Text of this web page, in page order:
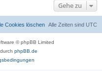
Gehe zu
Alle Zeiten sind UTC
Cookies löschen
© phpBB Limited
phpBB.de